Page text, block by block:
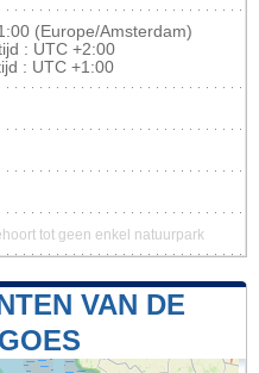
(Europe/Amsterdam)
: UTC +2:00
: UTC +1:00
tot geen enkel natuurpark
VAN DE